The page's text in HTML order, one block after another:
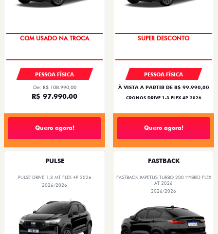
PESSOA FÍSICA
De: R$ 108.990,00
R$ 97.990,00
Quero agora!
PESSOA FÍSICA
À VISTA A PARTIR DE R$ 99.990,00
CRONOS DRIVE 1.3 FLEX 4P 2026
Quero agora!
PULSE
PULSE DRIVE 1.3 MT FLEX 4P 2026
2026/2026
FASTBACK
FASTBACK IMPETUS TURBO 200 HYBRID FLEX
AT 2026
2026/2026